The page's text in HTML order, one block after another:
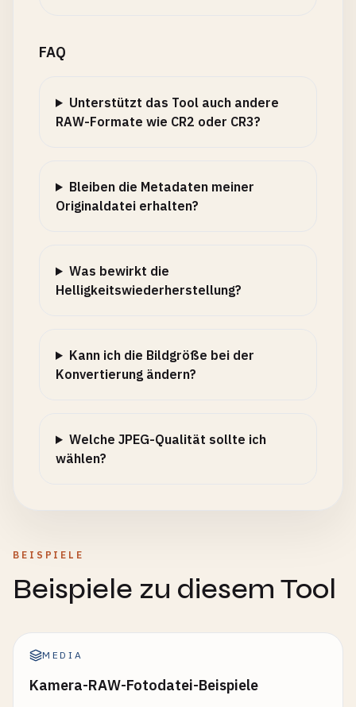
FAQ
Unterstützt das Tool auch andere
RAW-Formate wie CR2 oder CR3?
Bleiben die Metadaten meiner
Originaldatei erhalten?
Was bewirkt die
Helligkeitswiederherstellung?
Kann ich die Bildgröße bei der
Konvertierung ändern?
Welche JPEG-Qualität sollte ich
wählen?
BEISPIELE
Beispiele zu diesem Tool
MEDIA
Kamera-RAW-Fotodatei-Beispiele